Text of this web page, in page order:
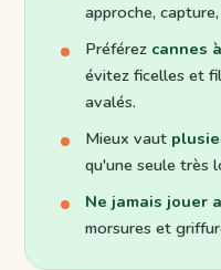
approche,
Préférez cannes
évitez ficelles et
avalés.
Mieux vaut
qu'une seule très
Ne jamais jouer
morsures et